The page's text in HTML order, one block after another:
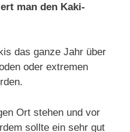
man den Kaki-
das ganze Jahr über
oder extremen
Ort stehen und vor
sollte ein sehr gut